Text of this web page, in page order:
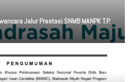
Jalur Prestasi SNMB MANPK T.P.